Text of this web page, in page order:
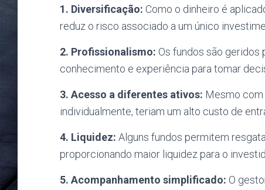
1. Diversificação: Como o dinheiro é
reduz o risco associado a um único
2. Profissionalismo: Os fundos são geridos
conhecimento e experiência para tomar
3. Acesso a diferentes ativos: Mesmo
individualmente, teriam um alto custo de
4. Liquidez: Alguns fundos permitem
proporcionando maior liquidez para o
5. Acompanhamento simplificado: O